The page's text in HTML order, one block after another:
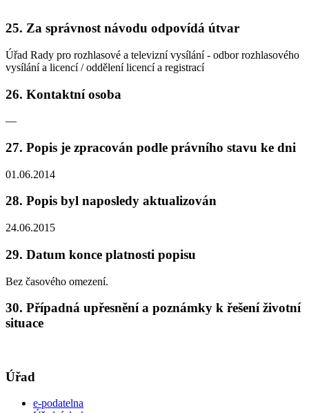
25. Za správnost návodu odpovídá útvar
Úřad Rady pro rozhlasové a televizní vysílání - odbor rozhlasového
vysílání a licencí / oddělení licencí a registrací
26. Kontaktní osoba
—
27. Popis je zpracován podle právního stavu ke dni
01.06.2014
28. Popis byl naposledy aktualizován
24.06.2015
29. Datum konce platnosti popisu
Bez časového omezení.
30. Případná upřesnění a poznámky k řešení životní
situace
Úřad
e-podatelna